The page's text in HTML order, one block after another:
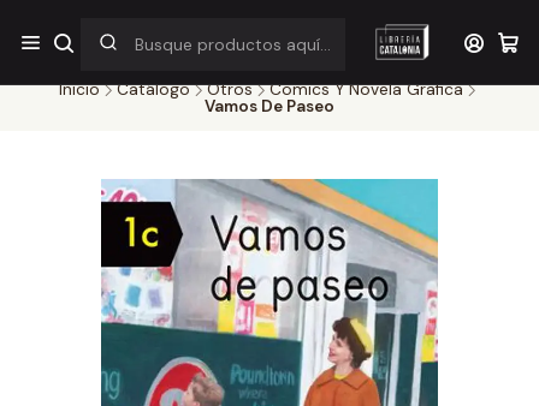
¡Por pocos días! Despacho a $1.000 en RM por compras sobre
$38.000
Inicio Catálogo Otros
Comics Y Novela Grafica
Vamos De Paseo